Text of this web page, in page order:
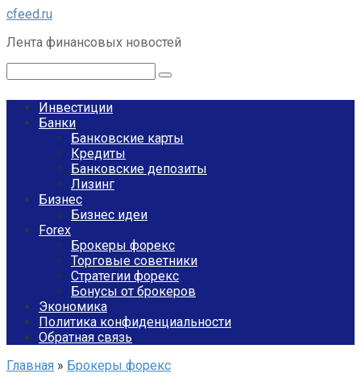
Перейти
контенту
cfeed.ru
Лента финансовых новостей
Инвестиции
Банки
Банковские карты
Кредиты
Банковские депозиты
Лизинг
Бизнес
Бизнес идеи
Forex
Брокеры форекс
Торговые советники
Стратегии форекс
Бонусы от брокеров
Экономика
Политика конфиденциальности
Обратная связь
Главная » Брокеры форекс